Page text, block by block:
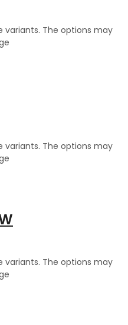
variants. The options may
variants. The options may
variants. The options may